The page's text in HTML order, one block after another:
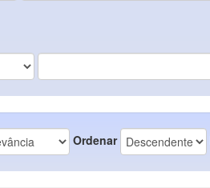
Ordenar